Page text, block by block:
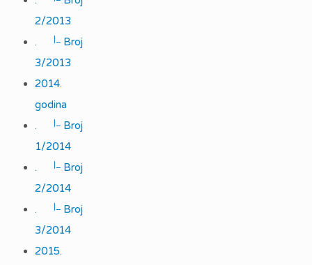
2/2013
.
|_
Broj
3/2013
2014.
godina
.
|_
Broj
1/2014
.
|_
Broj
2/2014
.
|_
Broj
3/2014
2015.